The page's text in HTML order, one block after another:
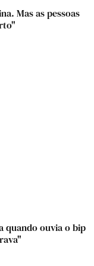
Mas as pessoas
quando ouvia o bip